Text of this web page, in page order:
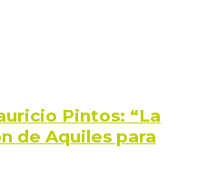
Pintos: “La
de Aquiles para